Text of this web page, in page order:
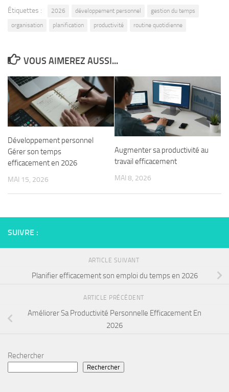
Étiquettes : 2026 développement personnel
gestion du temps
organisation
planification productivité routine quotidienne
VOUS AIMEREZ AUSSI...
Développement personnel
Gérer son temps
efficacement en 2026
MAI 15, 2026
Augmenter sa productivité au
travail efficacement
MAI 8, 2026
SUIVRE :
ARTICLE SUIVANT
Planifier efficacement son emploi du temps en 2026
ARTICLE PRÉCÉDENT
Améliorer Sa Productivité Personnelle Efficacement En
2026
Rechercher
Rechercher